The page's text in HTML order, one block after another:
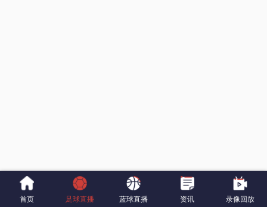
首页 足球直播 蓝球直播 资讯 录像回放